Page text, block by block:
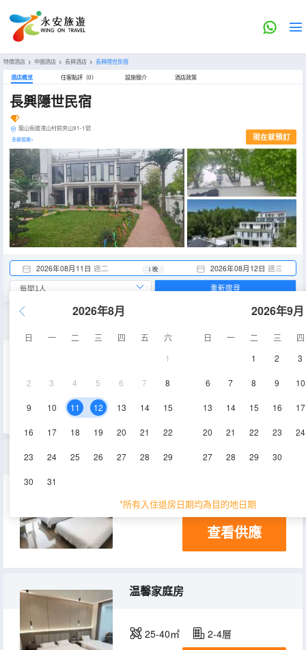
特價酒店 > 中國酒店 > 長興酒店 > 長興隱世民宿
酒店概览 住客點評（0） 設施簡介 酒店政策
長興隱世民宿
龍山街道渚山村前夾山91-1號
全部設施> 現在就預訂
2026年08月11日 週二 2026年08月12日 週三
1 晚
2026年8月
日 一 二 三 四 五
六
1
2 3 4 5 6 7 8
9 10 11 12 13 14 15
16 17 18 19 20 21 22
23 24 25 26 27 28 29
30 31
2026年9月
日 一 二 三
四
1
2 3
6 7 8 9 10
13 14 15 16 17
20 21 22 23 24
27 28 29 30
*所有入住退房日期均為目的地日期
重新搜尋
整層5間包房
150㎡ 2-4層
查看供應
温馨家庭房
25-40㎡ 2-4層